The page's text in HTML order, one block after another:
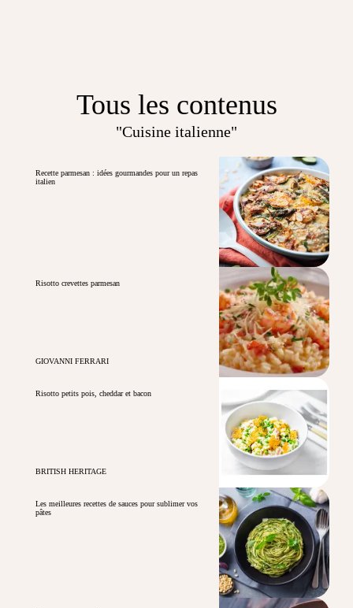
Tous les contenus
"Cuisine italienne"
Recette parmesan : idées gourmandes pour un repas
italien
Risotto crevettes parmesan
GIOVANNI FERRARI
Risotto petits pois, cheddar et bacon
BRITISH HERITAGE
Les meilleures recettes de sauces pour sublimer vos
pâtes